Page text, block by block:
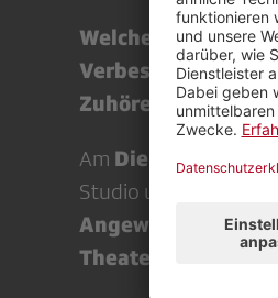
Welche
Zuhörerinnen,
Am Dienstag, 8.
Studio und stellen
Angewandte
Theaterstrasse 15c